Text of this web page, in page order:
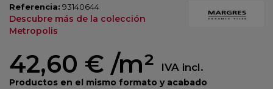
Referencia: 93140644
Descubre más de la colección
Metropolis
42,60 € /m² IVA incl.
Productos en el mismo formato y acabado